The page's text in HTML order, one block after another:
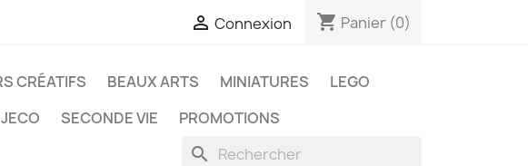
 Connexion shopping_cart Panier (0)
CRÉATIFS BEAUX ARTS MINIATURES
LEGO
SECONDE VIE PROMOTIONS
search